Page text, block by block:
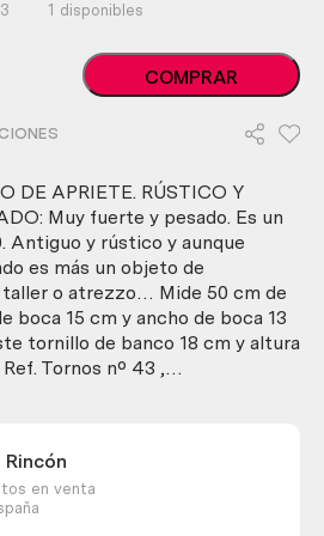
1 disponibles
Tornillo
de
Rústico
y
antiguo.
Muy
pesado.
cantidad
COMPRAR
DE APRIETE. RÚSTICO Y
Muy fuerte y pesado. Es un
Antiguo y rústico y aunque
es más un objeto de
o atrezzo… Mide 50 cm de
boca 15 cm y ancho de boca 13
tornillo de banco 18 cm y altura
Tornos nº 43 ,…
en venta